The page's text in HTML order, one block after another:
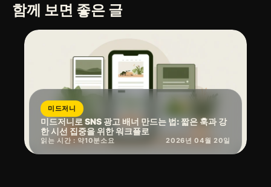
함께 보면 좋은 글
미드저니
미드저니로 SNS 광고 배너 만드는 법: 짧은 훅과 강
한 시선 집중을 위한 워크플로
읽는 시간 : 약10분소요 2026년 04월 20일